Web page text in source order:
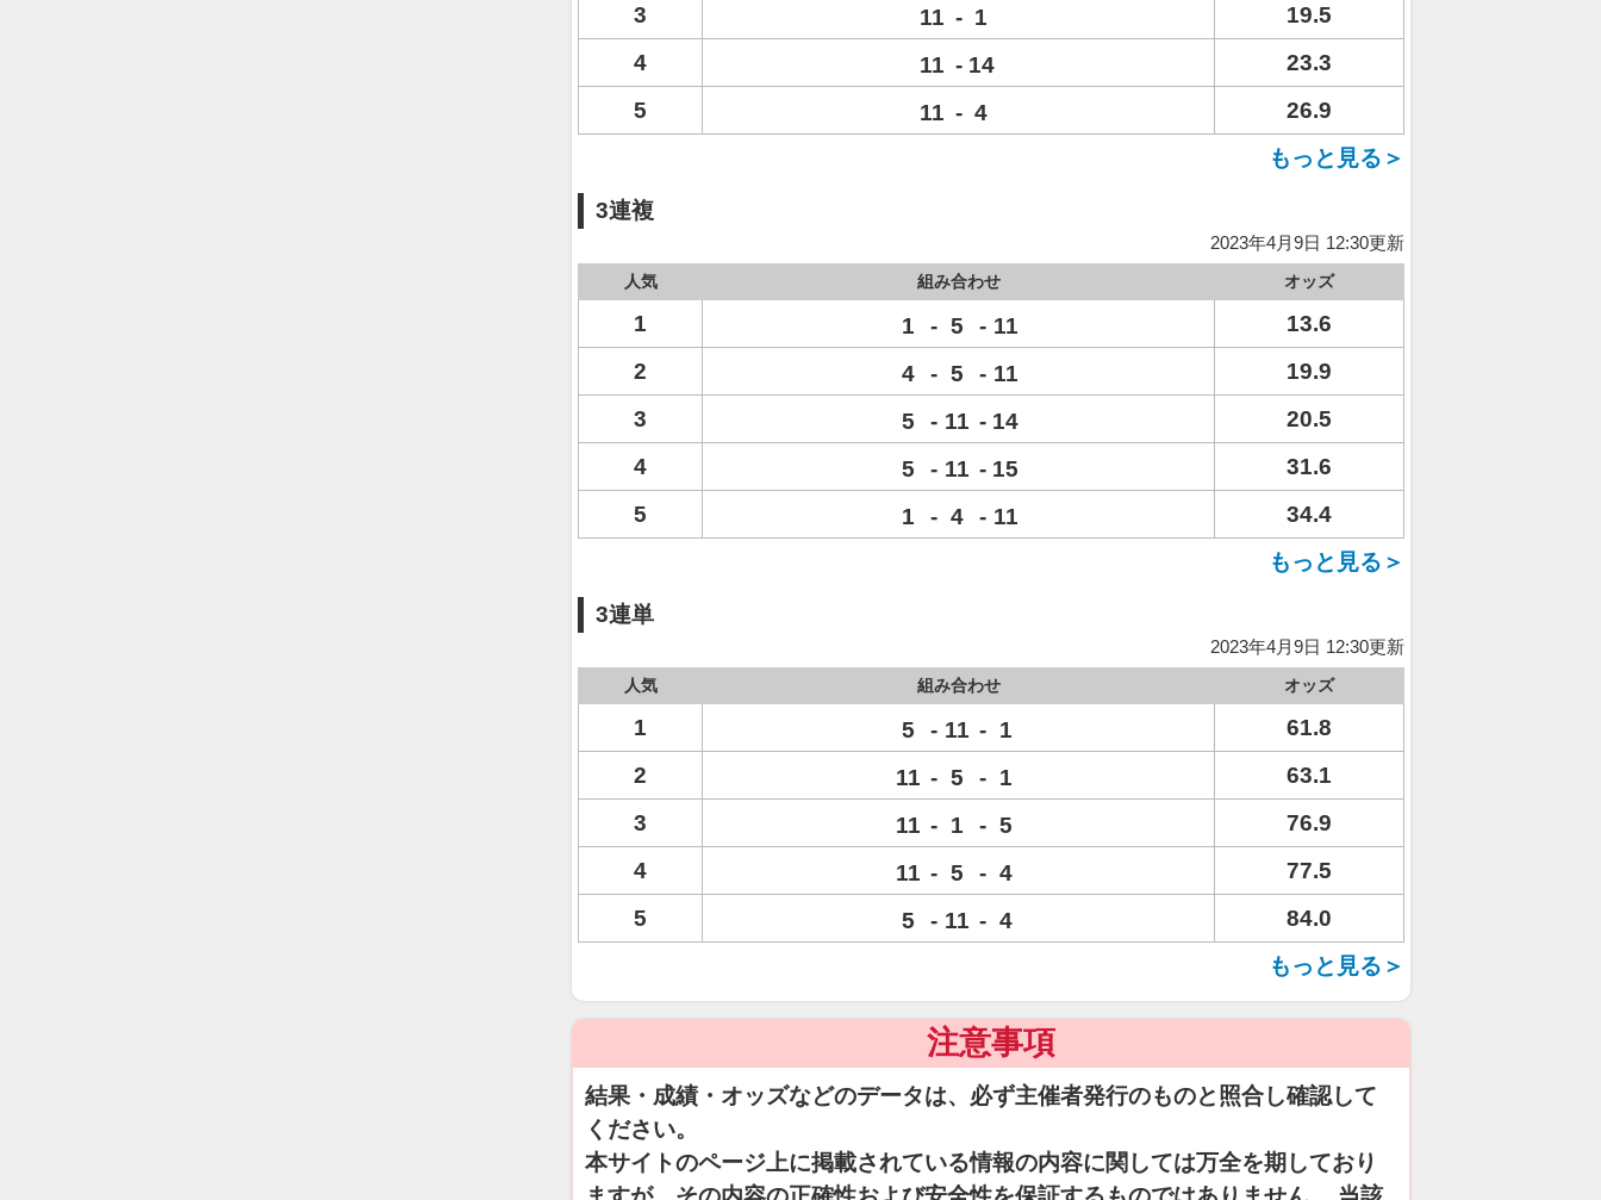
3
11 - 1
19.5
4
11 - 14
23.3
5
11 - 4
26.9
もっと見る＞
3連複
2023年4月9日 12:30更新
人気 組み合わせ オッズ
1 1 - 5 - 11
13.6
2
4 - 5 - 11
19.9
3
5 - 11 - 14
20.5
4
5 - 11 - 15
31.6
5
1 - 4 - 11
34.4
もっと見る＞
3連単
2023年4月9日 12:30更新
人気 組み合わせ オッズ
1 5 - 11 - 1
61.8
2
11 - 5 - 1
63.1
3
11 - 1 - 5
76.9
4
11 - 5 - 4
77.5
5
5 - 11 - 4
84.0
もっと見る＞
注意事項
結果・成績・オッズなどのデータは、必ず主催者発行のものと照合し確認して
ください。
本サイトのページ上に掲載されている情報の内容に関しては万全を期しており